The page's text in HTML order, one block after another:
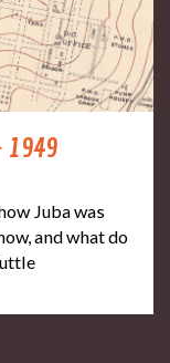
1949
Juba was
and what do